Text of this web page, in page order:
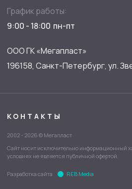
График работы:
9:00 - 18:00
ООО ГК «Мегапласт»
196158, Санкт-Петербург, ул.
КОНТАКТЫ
2002 - 2026 © Мегапласт
Сайт носит исключительно информационный
условиях не является публичной офертой.
Разработка сайта REB Media